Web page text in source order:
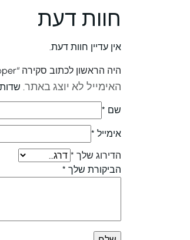
חוות דעת
אין עדיין חוות דעת.
היה הראשון לכתוב סקירה “Hoodie with Zipper”
האימייל לא יוצג באתר.
שם *
אימייל *
הדירוג שלך *
הביקורת שלך *